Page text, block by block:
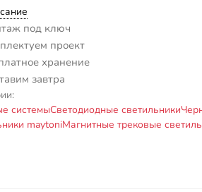
под ключ
проект
хранение
завтра
системыСветодиодные светильники
maytoniМагнитные трековые